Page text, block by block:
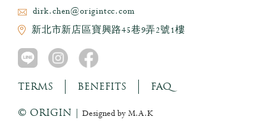
dirk.chen@origintcc.com
新北市新店區寶興路45巷9弄2號1樓
TERMS BENEFITS FAQ
© ORIGIN | Designed by M.A.K